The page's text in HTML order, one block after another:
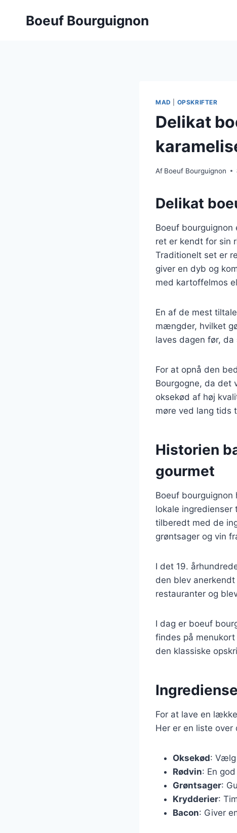
Boeuf Bourguignon
MAD OPSKRIFTER
Delikat
Af Boeuf Bourguignon
Delikat
Boeuf bourguignon
ret er kendt for sin
Traditionelt set er
giver en dyb og
med kartoffelmos
En af de mest
mængder, hvilket
laves dagen før,
For at opnå den
Bourgogne, da det
oksekød af høj
møre ved lang tids
Historien
gourmet
Boeuf
lokale
tilberedt med de
grøntsager og vin
I det 19.
den blev
restauranter og
I dag er boeuf
findes på
den klassiske
For at lave en
Her er en liste over
Oksekød: Vælg
Rødvin: En
Grøntsager:
Krydderier:
Bacon: Giver